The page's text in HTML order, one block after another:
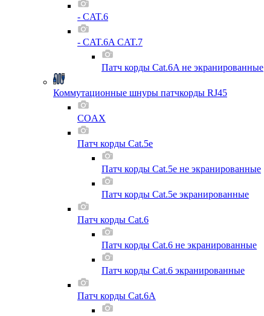
- CAT.6
- CAT.6A CAT.7
Патч корды Cat.6A не экранированные
Коммутационные шнуры патчкорды RJ45
COAX
Патч корды Cat.5e
Патч корды Cat.5e не экранированные
Патч корды Cat.5e экранированные
Патч корды Cat.6
Патч корды Cat.6 не экранированные
Патч корды Cat.6 экранированные
Патч корды Cat.6A